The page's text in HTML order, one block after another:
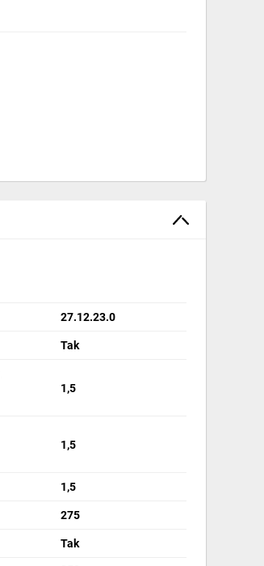
27.12.23.0
Tak
1,5
1,5
1,5
275
Tak